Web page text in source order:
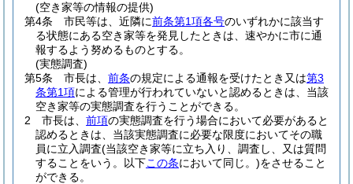
(空き家等の情報の提供)
第4条
市民等は、近隣に前条第1項各号のいずれかに該当す
る状態にある空き家等を発見したときは、速やかに市に通
報するよう努めるものとする。
(実態調査)
第5条
市長は、 前条の規定による通報を受けたとき又は第3
条第1項による管理が行われていないと認めるときは、当該
空き家等の実態調査を行うことができる。
2
市長は、 前項の実態調査を行う場合において必要があると
認めるときは、当該実態調査に必要な限度においてその職
員に立入調査(当該空き家等に立ち入り、調査し、又は質問
することをいう。以下この条において同じ。)をさせること
ができる。